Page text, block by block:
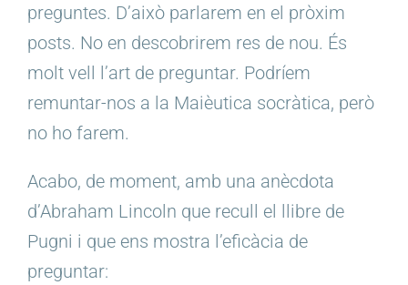
preguntes. D’això parlarem en el pròxim
posts. No en descobrirem res de nou. És
molt vell l’art de preguntar. Podríem
remuntar-nos a la Maièutica socràtica, però
no ho farem.
Acabo, de moment, amb una anècdota
d’Abraham Lincoln que recull el llibre de
Pugni i que ens mostra l’eficàcia de
preguntar: